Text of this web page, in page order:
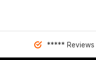
***** Reviews